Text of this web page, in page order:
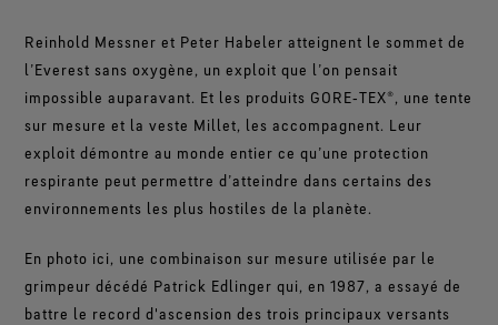
Reinhold Messner et Peter Habeler atteignent le sommet de
l’Everest sans oxygène, un exploit que l’on pensait
impossible auparavant. Et les produits GORE‑TEX®, une tente
sur mesure et la veste Millet, les accompagnent. Leur
exploit démontre au monde entier ce qu’une protection
respirante peut permettre d’atteindre dans certains des
environnements les plus hostiles de la planète.
En photo ici, une combinaison sur mesure utilisée par le
grimpeur décédé Patrick Edlinger qui, en 1987, a essayé de
battre le record d'ascension des trois principaux versants